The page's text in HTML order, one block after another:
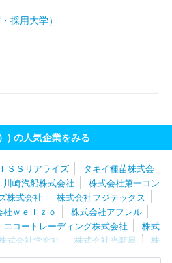
採用大学）
) の人気企業をみる
ＳＳリアライズ
タキイ種苗株式会
川崎汽船株式会社
株式会社第一コン
株式会社
株式会社フジテックス
社ｗｅｌｚｏ
株式会社アフレル
エコートレーディング株式会社
株式
式会社学究社 株式会社光新星
株
社ＴＴＣ
株式会社クリアストーン